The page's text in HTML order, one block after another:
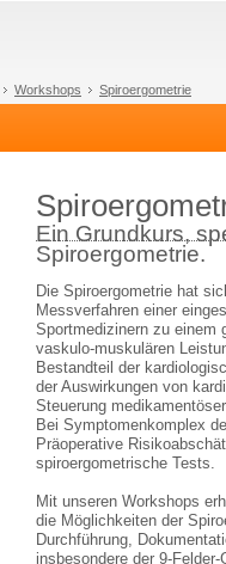
Workshops Spiroergometrie
Ein Grundkurs,
Spiroergometrie.
Die Spiroergometrie hat
Messverfahren einer
Sportmedizinern zu einem
vaskulo-muskulären
Bestandteil der
der Auswirkungen von
Steuerung
Bei Symptomenkomplex
Präoperative
spiroergometrische Tests.
Mit unseren Workshops
die Möglichkeiten der
Durchführung,
insbesondere der 9-Felder-